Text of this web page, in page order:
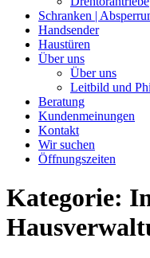
Schranken |
Handsender
Haustüren
Über uns
Über uns
Leitbild und
Beratung
Kundenmeinungen
Kontakt
Wir suchen
Öffnungszeiten
Kategorie: